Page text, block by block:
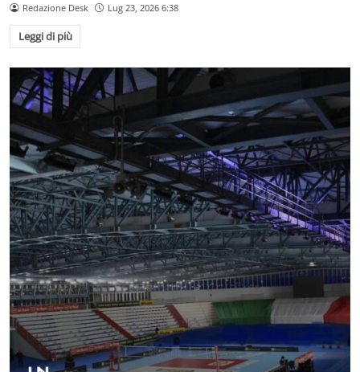
Redazione Desk Lug 23, 2026 6:38
Leggi di più